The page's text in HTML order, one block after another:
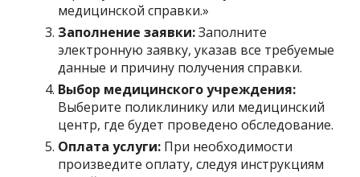
медицинской справки.»
Заполнение заявки:Заполните
электронную заявку, указав все требуемые
данные и причину получения справки.
Выбор медицинского учреждения:
Выберите поликлинику или медицинский
центр, где будет проведено обследование.
Оплата услуги: При необходимости
произведите оплату, следуя инструкциям